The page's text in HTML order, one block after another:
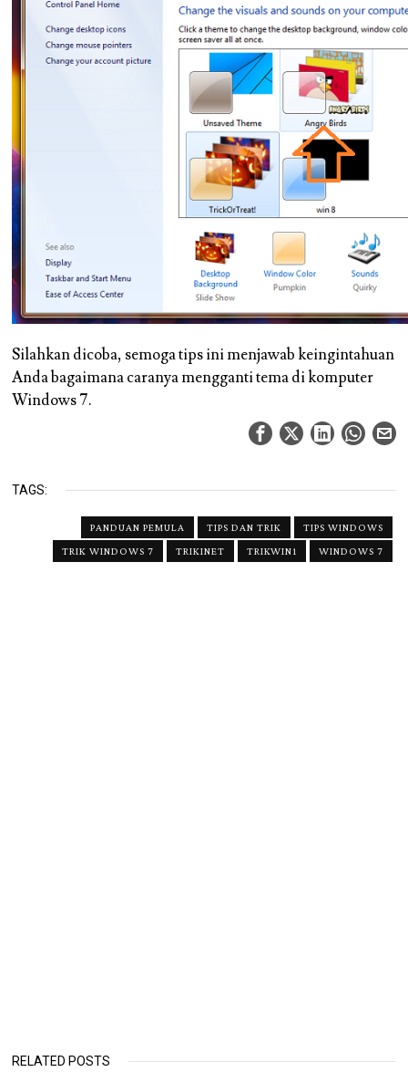
Silahkan dicoba, semoga tips ini menjawab keingintahuan
Anda bagaimana caranya mengganti tema di komputer
Windows 7.
TAGS:
PANDUAN PEMULA TIPS DAN TRIK
TIPS WINDOWS
TRIK WINDOWS 7
TRIKINET TRIKWIN1 WINDOWS 7
RELATED POSTS